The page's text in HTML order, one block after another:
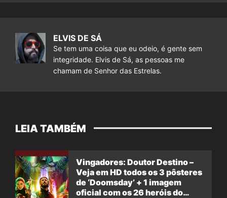
ELVIS DE SÁ
Se tem uma coisa que eu odeio, é gente sem
integridade. Elvis de Sá, as pessoas me
chamam de Senhor das Estrelas.
LEIA TAMBÉM
Vingadores: Doutor Destino –
Veja em HD todos os 3 pôsteres
de ‘Doomsday’ + 1 imagem
oficial com os 26 heróis do